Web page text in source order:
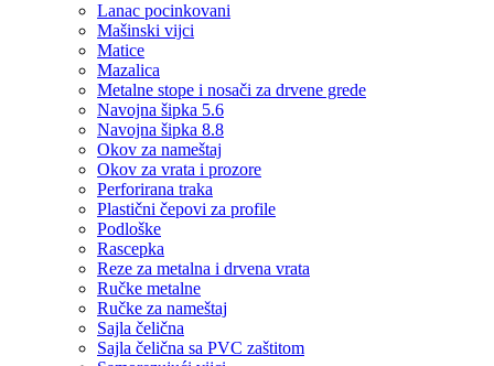
Lanac pocinkovani
Mašinski vijci
Matice
Mazalica
Metalne stope i nosači za drvene grede
Navojna šipka 5.6
Navojna šipka 8.8
Okov za nameštaj
Okov za vrata i prozore
Perforirana traka
Plastični čepovi za profile
Podloške
Rascepka
Reze za metalna i drvena vrata
Ručke metalne
Ručke za nameštaj
Sajla čelična
Sajla čelična sa PVC zaštitom